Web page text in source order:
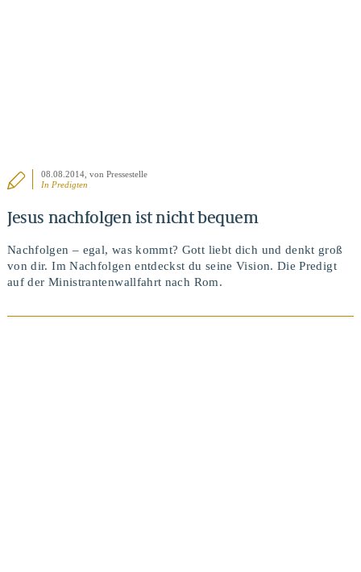
08.08.2014 , von Pressestelle
In Predigten
Jesus nachfolgen ist nicht bequem
Nachfolgen – egal, was kommt? Gott liebt dich und denkt groß
von dir. Im Nachfolgen entdeckst du seine Vision. Die Predigt
auf der Ministrantenwallfahrt nach Rom.